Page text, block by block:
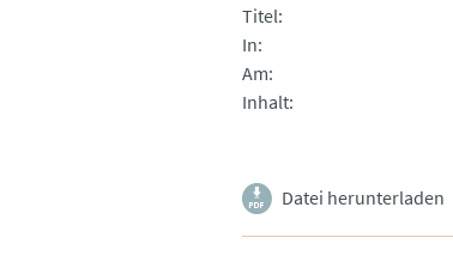
Titel
In
Am
Inhalt
Datei herunterladen